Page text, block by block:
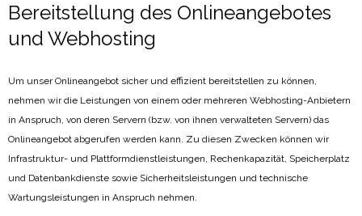
Bereitstellung des Onlineangebotes
und Webhosting
Um unser Onlineangebot sicher und effizient bereitstellen zu können,
nehmen wir die Leistungen von einem oder mehreren Webhosting-Anbietern
in Anspruch, von deren Servern (bzw. von ihnen verwalteten Servern) das
Onlineangebot abgerufen werden kann. Zu diesen Zwecken können wir
Infrastruktur- und Plattformdienstleistungen, Rechenkapazität, Speicherplatz
und Datenbankdienste sowie Sicherheitsleistungen und technische
Wartungsleistungen in Anspruch nehmen.